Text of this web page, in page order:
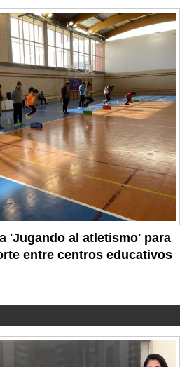
'Jugando al atletismo' para
entre centros educativos